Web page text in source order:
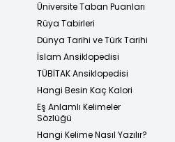
Üniversite Taban Puanları
Rüya Tabirleri
Dünya Tarihi ve Türk Tarihi
İslam Ansiklopedisi
TÜBİTAK Ansiklopedisi
Hangi Besin Kaç Kalori
Eş Anlamlı Kelimeler
Sözlüğü
Hangi Kelime Nasıl Yazılır?